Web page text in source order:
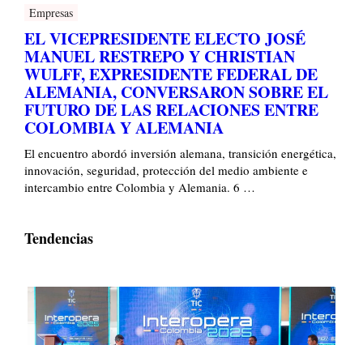
Empresas
EL VICEPRESIDENTE ELECTO JOSÉ
MANUEL RESTREPO Y CHRISTIAN
WULFF, EXPRESIDENTE FEDERAL DE
ALEMANIA, CONVERSARON SOBRE EL
FUTURO DE LAS RELACIONES ENTRE
COLOMBIA Y ALEMANIA
El encuentro abordó inversión alemana, transición energética,
innovación, seguridad, protección del medio ambiente e
intercambio entre Colombia y Alemania. 6 …
Tendencias